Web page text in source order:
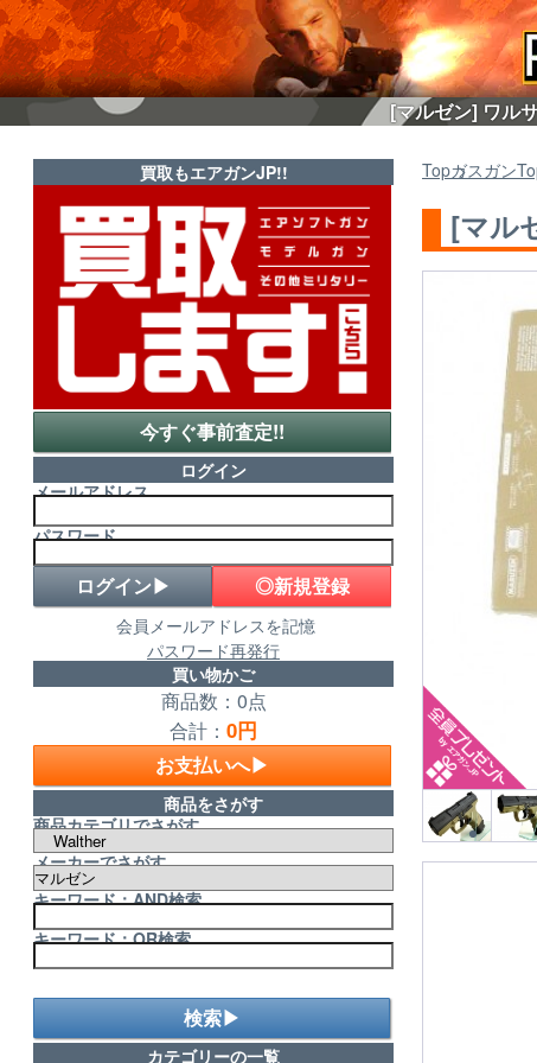
[マルゼン] ワル
Topガスガン
[マル
買取もエアガンJP!!
今すぐ事前査定!!
ログイン
メールアドレス
パスワード
◎新規登録
会員メールアドレスを記憶
パスワード再発行
買い物かご
商品数：0点
合計： 0円
お支払いへ▶
商品をさがす
商品カテゴリでさがす
メーカーでさがす
キーワード：AND検索
キーワード：OR検索
検索▶
カテゴリーの一覧